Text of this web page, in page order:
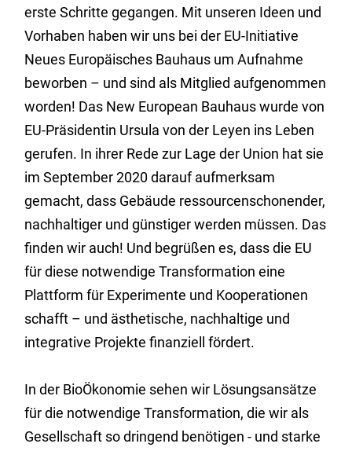
erste Schritte gegangen. Mit unseren Ideen und
Vorhaben haben wir uns bei der EU-Initiative
Neues Europäisches Bauhaus um Aufnahme
beworben – und sind als Mitglied aufgenommen
worden! Das New European Bauhaus wurde von
EU-Präsidentin Ursula von der Leyen ins Leben
gerufen. In ihrer Rede zur Lage der Union hat sie
im September 2020 darauf aufmerksam
gemacht, dass Gebäude ressourcenschonender,
nachhaltiger und günstiger werden müssen. Das
finden wir auch! Und begrüßen es, dass die EU
für diese notwendige Transformation eine
Plattform für Experimente und Kooperationen
schafft – und ästhetische, nachhaltige und
integrative Projekte finanziell fördert.
In der BioÖkonomie sehen wir Lösungsansätze
für die notwendige Transformation, die wir als
Gesellschaft so dringend benötigen - und starke